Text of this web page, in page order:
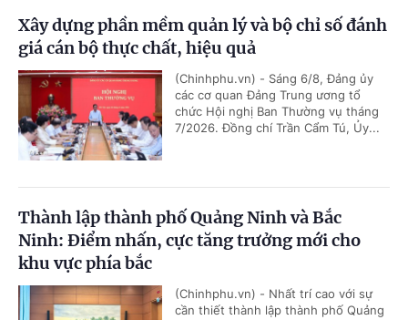
Xây dựng phần mềm quản lý và bộ chỉ số đánh
giá cán bộ thực chất, hiệu quả
(Chinhphu.vn) - Sáng 6/8, Đảng ủy
các cơ quan Đảng Trung ương tổ
chức Hội nghị Ban Thường vụ tháng
7/2026. Đồng chí Trần Cẩm Tú, Ủy...
Thành lập thành phố Quảng Ninh và Bắc
Ninh: Điểm nhấn, cực tăng trưởng mới cho
khu vực phía bắc
(Chinhphu.vn) - Nhất trí cao với sự
cần thiết thành lập thành phố Quảng